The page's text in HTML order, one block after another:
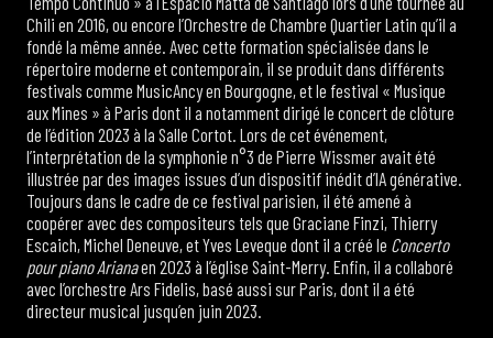
Chili en 2016, ou encore l’Orchestre de Chambre Quartier Latin qu’il a
fondé la même année. Avec cette formation spécialisée dans le
répertoire moderne et contemporain, il se produit dans différents
festivals comme MusicAncy en Bourgogne, et le festival « Musique
aux Mines » à Paris dont il a notamment dirigé le concert de clôture
de l’édition 2023 à la Salle Cortot. Lors de cet événement,
l’interprétation de la symphonie n°3 de Pierre Wissmer avait été
illustrée par des images issues d’un dispositif inédit d’IA générative.
Toujours dans le cadre de ce festival parisien, il été amené à
coopérer avec des compositeurs tels que Graciane Finzi, Thierry
Escaich, Michel Deneuve, et Yves Leveque dont il a créé le Concerto
pour piano Arianaen 2023 à l’église Saint-Merry. Enfin, il a collaboré
avec l’orchestre Ars Fidelis, basé aussi sur Paris, dont il a été
directeur musical jusqu’en juin 2023.